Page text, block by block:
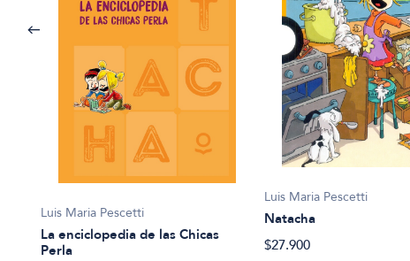
Luis Maria Pescetti
La enciclopedia de las Chicas
Perla
Luis Maria Pescetti
Natacha
$27.900